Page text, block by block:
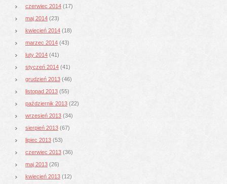
czerwiec 2014 (17)
maj 2014 (23)
kwiecień 2014 (18)
marzec 2014 (43)
luty 2014 (41)
styczeń 2014 (41)
grudzień 2013 (46)
listopad 2013 (55)
październik 2013 (22)
wrzesień 2013 (34)
sierpień 2013 (67)
lipiec 2013 (53)
czerwiec 2013 (36)
maj 2013 (26)
kwiecień 2013 (12)